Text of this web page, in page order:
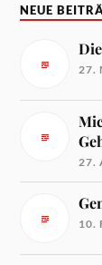
NEUE
27.
27.
10.